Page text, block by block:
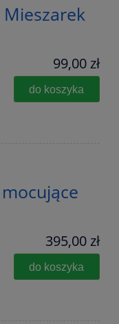
Mieszarek
99,00 zł
do koszyka
395,00 zł
do koszyka